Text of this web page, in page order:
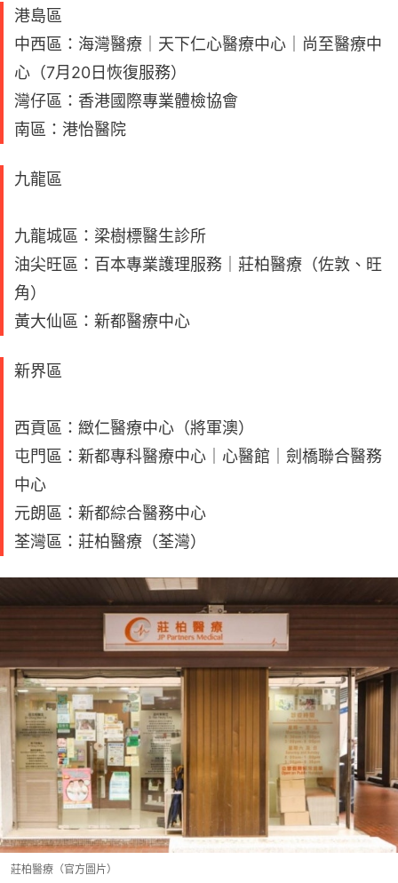
港島區
中西區：海灣醫療｜天下仁心醫療中心｜尚至醫療中
心（7月20日恢復服務）
灣仔區：香港國際專業體檢協會
南區：港怡醫院
九龍區
九龍城區：梁樹標醫生診所
油尖旺區：百本專業護理服務｜莊柏醫療（佐敦、旺
角）
黃大仙區：新都醫療中心
新界區
西貢區：緻仁醫療中心（將軍澳）
屯門區：新都專科醫療中心｜心醫館｜劍橋聯合醫務
中心
元朗區：新都綜合醫務中心
荃灣區：莊柏醫療（荃灣）
莊柏醫療（官方圖片）